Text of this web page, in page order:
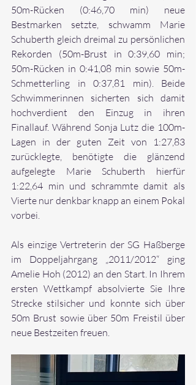
50m-Rücken (0:46,70 min) neue
Bestmarken setzte, schwamm Marie
Schuberth gleich dreimal zu persönlichen
Rekorden (50m-Brust in 0:39,60 min;
50m-Rücken in 0:41,08 min sowie 50m-
Schmetterling in 0:37,81 min). Beide
Schwimmerinnen sicherten sich damit
hochverdient den Einzug in ihren
Finallauf. Während Sonja Lutz die 100m-
Lagen in der guten Zeit von 1:27,83
zurücklegte, benötigte die glänzend
aufgelegte Marie Schuberth hierfür
1:22,64 min und schrammte damit als
Vierte nur denkbar knapp an einem Pokal
vorbei.
Als einzige Vertreterin der SG Haßberge
im Doppeljahrgang „2011/2012“ ging
Amelie Hoh (2012) an den Start. In Ihrem
ersten Wettkampf absolvierte Sie Ihre
Strecke stilsicher und konnte sich über
50m Brust sowie über 50m Freistil über
neue Bestzeiten freuen.